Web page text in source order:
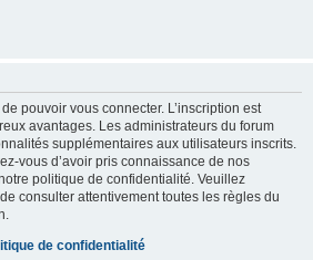
pouvoir vous connecter. L’inscription est
avantages. Les administrateurs du forum
supplémentaires aux utilisateurs inscrits.
vous d’avoir pris connaissance de nos
politique de confidentialité. Veuillez
consulter attentivement toutes les règles du
de confidentialité